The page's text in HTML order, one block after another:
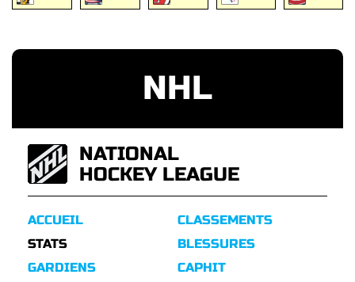
NHL
NATIONAL
HOCKEY LEAGUE
ACCUEIL
STATS
GARDIENS
CLASSEMENTS
BLESSURES
CAPHIT